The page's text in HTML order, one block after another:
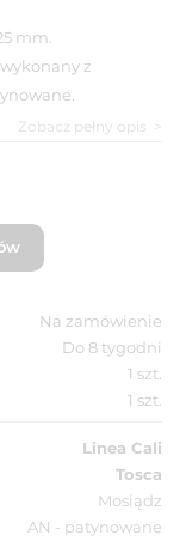
mm.
z
Zobacz pełny opis
Na zamówienie
Do 8 tygodni
1 szt.
1 szt.
Linea Cali
Tosca
Mosiądz
AN - patynowane